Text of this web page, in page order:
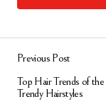
[…] Daha fazla
https://
modelleri-sac-
2026 Kadın
Previous Post
Top Hair Trends of the
Trendy Hairstyles